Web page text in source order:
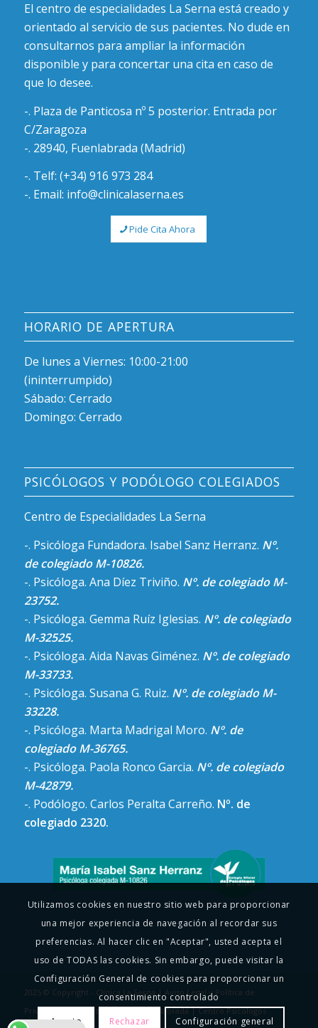
El centro de especialidades La Serna está creado y
orientado al servicio de sus pacientes. No dude en
consultarnos para ampliar la información
disponible y para concertar una cita en caso de
que lo desee.
-. Plaza de Panticosa nº 5 posterior. Entrada por
C/Zaragoza
-. 28940, Fuenlabrada (Madrid)
-. Telf: (+34) 916 973 284
-. Email: info@clinicalaserna.es
Pide Cita Ahora
HORARIO DE APERTURA
De lunes a Viernes: 10:00-21:00
(ininterrumpido)
Sábado: Cerrado
Domingo: Cerrado
PSICÓLOGOS Y PODÓLOGO COLEGIADOS
Centro de Especialidades La Serna
-. Psicóloga Fundadora. Isabel Sanz Herranz. Nº.
de colegiado M-10826.
-. Psicóloga. Ana Díez Triviño. Nº. de colegiado M-
23752.
-. Psicóloga. Gemma Ruíz Iglesias. Nº. de colegiado
M-32525.
-. Psicóloga. Aida Navas Giménez. Nº. de colegiado
M-33733.
-. Psicóloga. Susana G. Ruiz. Nº. de colegiado M-
33228.
-. Psicóloga. Marta Madrigal Moro. Nº. de
colegiado M-36765.
-. Psicóloga. Paola Ronco Garcia. Nº. de colegiado
M-42879.
-. Podólogo. Carlos Peralta Carreño. Nº. de
colegiado 2320.
2025 © Copyright - Clínica La Serna | Aviso Legal y Política de
Privacidad
Psicología Infantil Fuenlabrada|Centro Psicologos
Utilizamos cookies en nuestro sitio web para proporcionar
una mejor experiencia de navegación al recordar sus
preferencias. Al hacer clic en "Aceptar", usted acepta el
uso de TODAS las cookies. Sin embargo, puede visitar la
Configuración General de cookies para proporcionar un
consentimiento controlado
Acepto Rechazar Configuración general